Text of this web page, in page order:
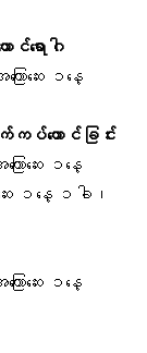
င်ရောဂါ
ောဆေး ၁နေ့
က်ကပ်ယောင်ခြင်း
ောဆေး ၁နေ့
း ၁နေ့ ၁ခါ၊
ောဆေး ၁နေ့